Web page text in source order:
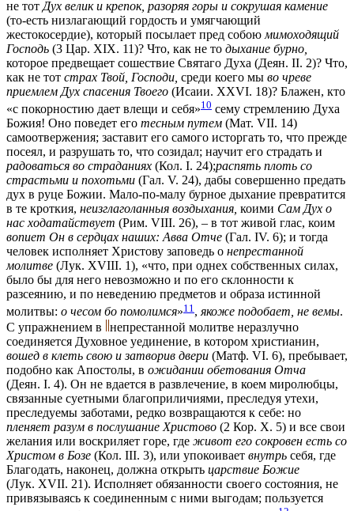
не тот Дух велик и крепок, разоряя горы и сокрушая камение
(то-есть низлагающий гордость и умягчающий
жестокосердие), который посылает пред собою мимоходящий
Господь (3 Цар. XIX. 11)? Что, как не то дыхание бурно,
которое предвещает сошествие Святаго Духа (Деян. II. 2)? Что,
как не тот страх Твой, Господи, среди коего мы во чреве
приемлем Дух спасения Твоего (Исаии. XXVI. 18)? Блажен, кто
«с покорностию дает влещи и себя»10 сему стремлению Духа
Божия! Оно поведет его тесным путем (Мат. VII. 14)
самоотвержения; заставит его самого исторгать то, что прежде
посеял, и разрушать то, что созидал; научит его страдать и
радоваться во страданиях (Кол. I. 24);распять плоть со
страстьми и похотьми (Гал. V. 24), дабы совершенно предать
дух в руце Божии. Мало-по-малу бурное дыхание превратится
в те кроткия, неизглаголанныя воздыхания, коими Сам Дух о
нас ходатайствует (Рим. VIII. 26), – в тот живой глас, коим
вопиет Он в сердцах наших: Авва Отче (Гал. IV. 6); и тогда
человек исполняет Христову заповедь о непрестанной
молитве (Лук. XVIII. 1), «что, при однех собственных силах,
было бы для него невозможно и по его склонности к
разсеянию, и по неведению предметов и образа истинной
молитвы: о чесом бо помолимся»11 ,якоже подобает, не вемы.
С упражнением в
непрестанной молитве неразлучно
соединяется Духовное уединение, в котором христианин,
вошед в клеть свою и затворив двери (Матф. VI. 6), пребывает,
подобно как Апостолы, в ожидании обетования Отча
(Деян. I. 4). Он не вдается в развлечение, в коем миролюбцы,
связанные суетными благоприличиями, преследуя утехи,
преследуемы заботами, редко возвращаются к себе: но
пленяет разум в послушание Христово (2 Кор. X. 5) и все свои
желания или воскриляет горе, где живот его сокровен есть со
Христом в Бозе (Кол. III. 3), или упокоивает внутрь себя, где
Благодать, наконец, должна открыть царствие Божие
(Лук. XVII. 21). Исполняет обязанности своего состояния, не
привязываясь к соединенным с ними выгодам; пользуется